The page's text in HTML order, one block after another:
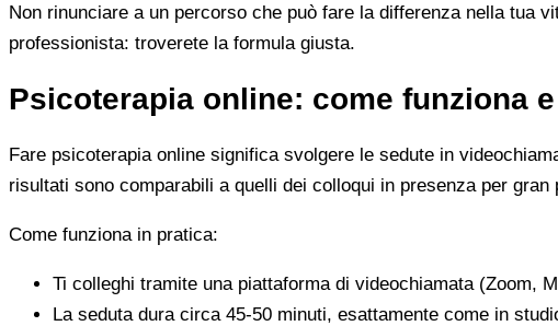
Non rinunciare a un percorso che può fare la differenza nella tua
professionista: troverete la formula giusta.
Psicoterapia online: come funziona
Fare psicoterapia online significa svolgere le sedute in
risultati sono comparabili a quelli dei colloqui in presenza per
Come funziona in pratica:
Ti colleghi tramite una piattaforma di videochiamata (Zoom,
La seduta dura circa 45-50 minuti, esattamente come in